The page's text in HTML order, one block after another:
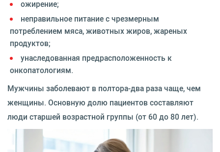
ожирение;
неправильное питание с чрезмерным
потреблением мяса, животных жиров, жареных
продуктов;
унаследованная предрасположенность к
онкопатологиям.
Мужчины заболевают в полтора-два раза чаще, чем
женщины. Основную долю пациентов составляют
люди старшей возрастной группы (от 60 до 80 лет).